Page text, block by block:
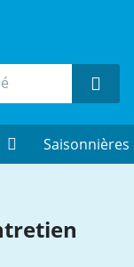
Saisonnières